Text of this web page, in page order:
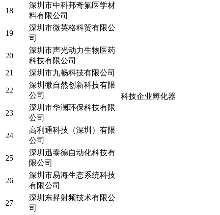
科技企业孵化器
18
深圳市中科邦奇氟医学材
料有限公司
19
深圳市微英格科贸有限公
司
20
深圳市声光动力生物医药
科技有限公司
21
深圳市九畅科技有限公司
22
深圳微自然创新科技有限
公司
23
深圳市华澜环保科技有限
公司
24
高利通科技（深圳）有限
公司
25
深圳迅泰德自动化科技有
限公司
26
深圳市易海生态系统科技
有限公司
27
深圳东昇射频技术有限公
司